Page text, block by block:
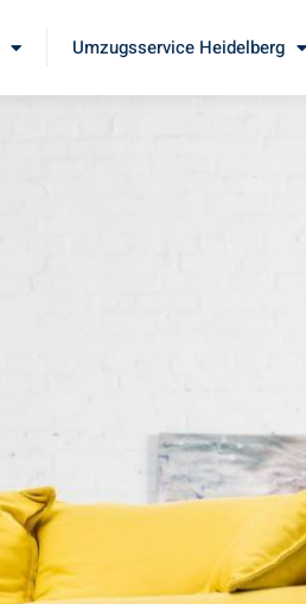
Umzugsservice Heidelberg